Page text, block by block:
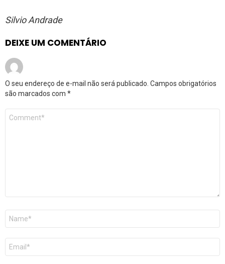
Silvio Andrade
DEIXE UM COMENTÁRIO
O seu endereço de e-mail não será publicado. Campos obrigatórios
são marcados com *
Comentário
Nome
E-
mail
*